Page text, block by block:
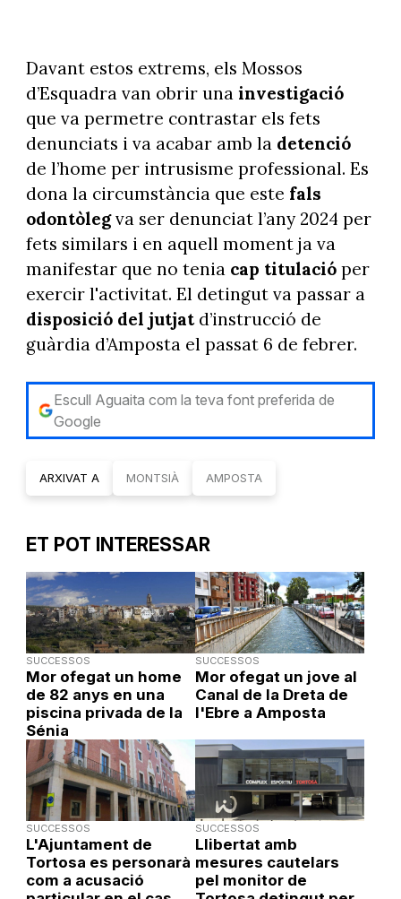
Davant estos extrems, els Mossos
d’Esquadra van obrir una investigació
que va permetre contrastar els fets
denunciats i va acabar amb la detenció
de l’home per intrusisme professional. Es
dona la circumstància que este fals
odontòlegva ser denunciat l’any 2024 per
fets similars i en aquell moment ja va
manifestar que no tenia cap titulacióper
exercir l'activitat. El detingut va passar a
disposició del jutjatd’instrucció de
guàrdia d’Amposta el passat 6 de febrer.
Escull Aguaita com la teva font preferida de
Google
ARXIVAT A MONTSIÀ AMPOSTA
ET POT INTERESSAR
SUCCESSOS
Mor ofegat un home
de 82 anys en una
piscina privada de la
Sénia
SUCCESSOS
Mor ofegat un jove al
Canal de la Dreta de
l'Ebre a Amposta
SUCCESSOS
L'Ajuntament de
Tortosa es personarà
com a acusació
SUCCESSOS
Llibertat amb
mesures cautelars
pel monitor de